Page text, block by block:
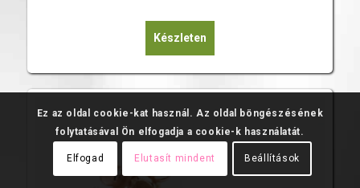
Készleten
Ez az oldal cookie-kat használ. Az oldal böngészésének
folytatásával Ön elfogadja a cookie-k használatát.
Elfogad Elutasít mindent Beállítások